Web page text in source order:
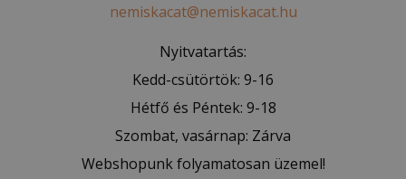
nemiskacat@nemiskacat.hu
Nyitvatartás:
Kedd-csütörtök: 9-16
Hétfő és Péntek: 9-18
Szombat, vasárnap: Zárva
Webshopunk folyamatosan üzemel!